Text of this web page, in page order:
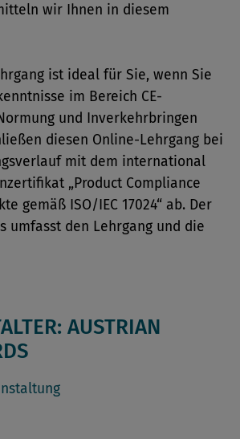
wir Ihnen in diesem
ist ideal für Sie, wenn Sie
im Bereich CE-
und Inverkehrbringen
diesen Online-Lehrgang bei
mit dem international
„Product Compliance
gemäß ISO/IEC 17024“ ab. Der
umfasst den Lehrgang und die
AUSTRIAN